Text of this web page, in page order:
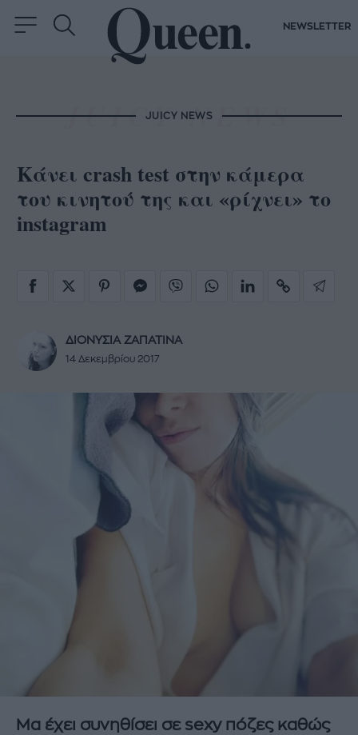
NEWSLETTER
JUICY NEWS
Κάνει crash test στην κάμερα
του κινητού της και «ρίχνει» το
instagram
ΔΙΟΝΥΣΙΑ ΖΑΠΑΤΙΝΑ
14 Δεκεμβρίου 2017
Μα έχει συνηθίσει σε sexy πόζες καθώς